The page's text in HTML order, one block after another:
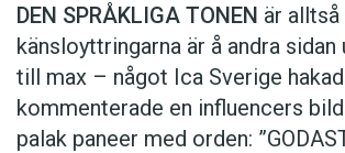
DEN SPRÅKLIGA TONEN är alltså
känsloyttringarna är å andra sidan
till max – något Ica Sverige
kommen­terade en influencers
palak paneer med orden: